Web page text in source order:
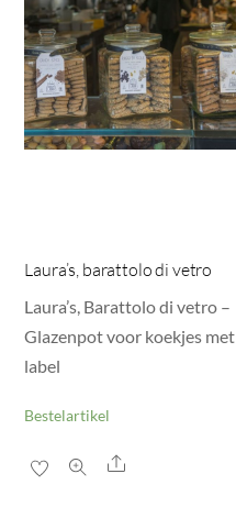
Laura’s, barattolo di vetro
Laura’s, Barattolo di vetro –
Glazenpot voor koekjes met
label
Bestelartikel
Share